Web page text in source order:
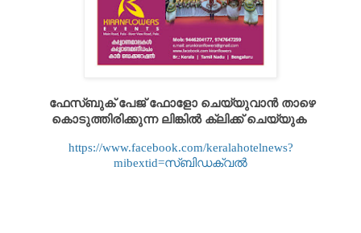
ഫേസ്ബുക് പേജ് ഫോളോ ചെയ്യുവാൻ താഴെ
കൊടുത്തിരിക്കുന്ന ലിങ്കിൽ ക്ലിക്ക് ചെയ്യുക
https://www.facebook.com/keralahotelnews?
mibextid=സ്‌ബിഡക്വൽ